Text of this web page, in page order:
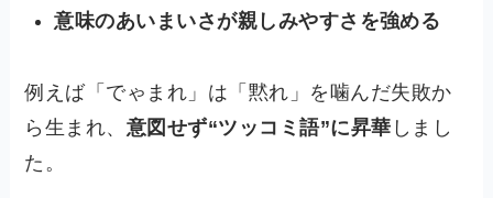
意味のあいまいさが親しみやすさを強める
例えば「でゃまれ」は「黙れ」を噛んだ失敗か
ら生まれ、 意図せず“ツッコミ語”に昇華 しまし
た。